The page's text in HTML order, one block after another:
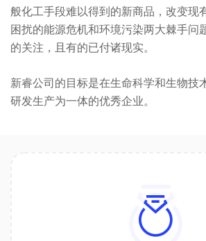
般化工手段难以得到的新商品，改变现
困扰的能源危机和环境污染两大棘手问
的关注，且有的已付诸现实。
新睿公司的目标是在生命科学和生物技
研发生产为一体的优秀企业。